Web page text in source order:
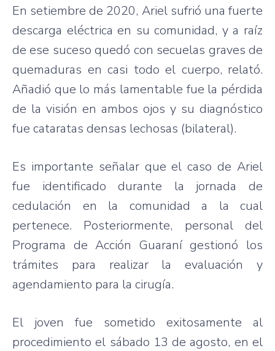
En setiembre de 2020, Ariel sufrió una fuerte
descarga eléctrica en su comunidad, y a raíz
de ese suceso quedó con secuelas graves de
quemaduras en casi todo el cuerpo, relató.
Añadió que lo más lamentable fue la pérdida
de la visión en ambos ojos y su diagnóstico
fue cataratas densas lechosas (bilateral).
Es importante señalar que el caso de Ariel
fue identificado durante la jornada de
cedulación en la comunidad a la cual
pertenece. Posteriormente, personal del
Programa de Acción Guaraní gestionó los
trámites para realizar la evaluación y
agendamiento para la cirugía.
El joven fue sometido exitosamente al
procedimiento el sábado 13 de agosto, en el